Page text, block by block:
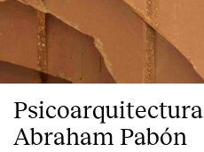
Abraham Pabón